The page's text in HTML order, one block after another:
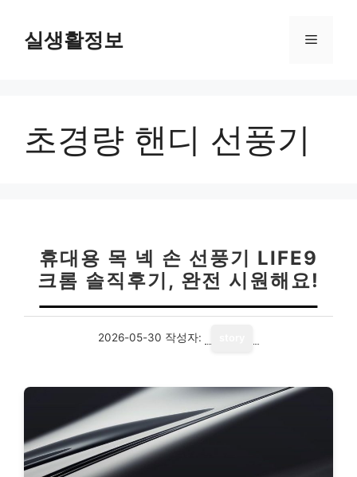
실생활정보 메
초경량 핸디 선풍기
휴대용 목 넥 손 선풍기 LIFE9
크롬 솔직후기, 완전 시원해요!
2026-05-30 작성자: